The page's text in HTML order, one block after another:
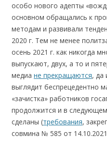
особо нового адепты
основном обращались к
методам и развивали
2020 г. Тем не менее
осень 2021 г. как никогда
выпускают, двух, а то и
медиа не прекращаются, да
выглядит беспрецедентно
«зачистка» работников
продолжится и в
сделаны (требования,
совмина № 585 от